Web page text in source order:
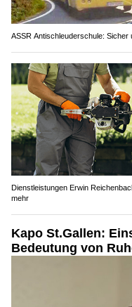
ASSR Antischleuderschule:
Dienstleistungen Erwin
mehr
Kapo St.Gallen:
Bedeutung von